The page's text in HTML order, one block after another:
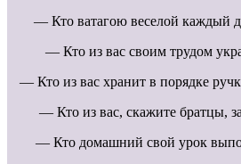
— Кто ватагою веселой каждый
— Кто из вас своим трудом
— Кто из вас хранит в порядке
— Кто из вас, скажите братцы,
— Кто домашний свой урок